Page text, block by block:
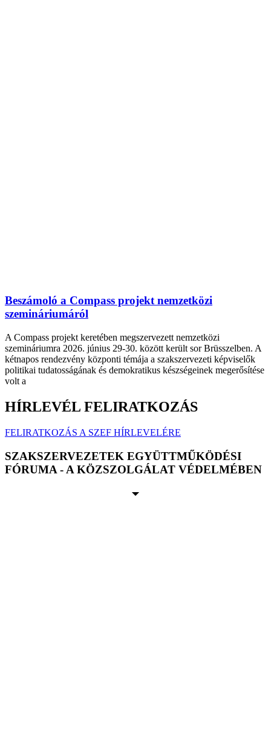
Beszámoló a Compass projekt nemzetközi
szemináriumáról
A Compass projekt keretében megszervezett nemzetközi
szemináriumra 2026. június 29-30. között került sor Brüsszelben. A
kétnapos rendezvény központi témája a szakszervezeti képviselők
politikai tudatosságának és demokratikus készségeinek megerősítése
volt a
HÍRLEVÉL FELIRATKOZÁS
FELIRATKOZÁS A SZEF HÍRLEVELÉRE
SZAKSZERVEZETEK EGYÜTTMŰKÖDÉSI
FÓRUMA - A KÖZSZOLGÁLAT VÉDELMÉBEN